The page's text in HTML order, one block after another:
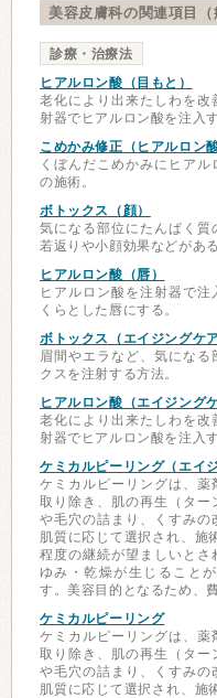
美容皮膚科の関連項目（
診療・治療法
ヒアルロン酸（目もと）
老化により出来たしわを改
射器でヒアルロン酸を注入す
こめかみ修正（ヒアルロン酸
くぼんだこめかみにヒア
の施術。
ボトックス（顔）
気になる部位にたんぱく質
若返りや小顔効果などがある
ヒアルロン酸（唇）
ヒアルロン酸を注射器で
くらとした唇にする。
ボトックス（エイジングケア
眉間やエラなど、気になる
クスを注射する方法。
ヒアルロン酸（エイジングケ
老化により出来たしわを改
射器でヒアルロン酸を注入す
ケミカルピーリング（エイ
ケミカルピーリングは、薬
取り除き、肌の再生（ター
や毛穴の詰まり、くすみの
肌質に応じて選択され、施
程度の継続が望ましいとさ
ゆみ・乾燥が生じること
す。美容目的となるため、
ケミカルピーリング
ケミカルピーリングは、薬
取り除き、肌の再生（ター
や毛穴の詰まり、くすみの
肌質に応じて選択され、施